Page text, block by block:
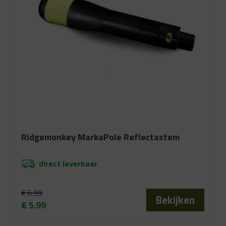
Ridgemonkey MarkaPole Reflectastem
direct leverbaar
€6.99
€5.99
Bekijken